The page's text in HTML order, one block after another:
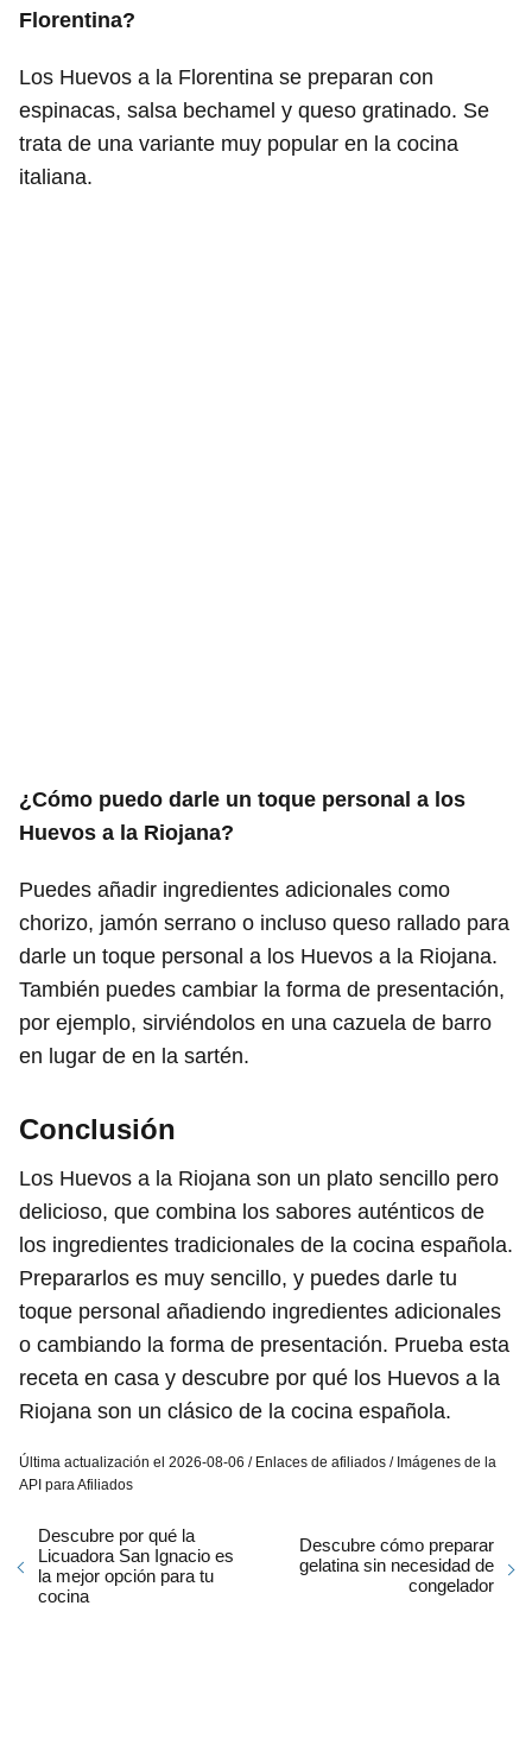
Florentina?
Los Huevos a la Florentina se preparan con
espinacas, salsa bechamel y queso gratinado. Se
trata de una variante muy popular en la cocina
italiana.
¿Cómo puedo darle un toque personal a los
Huevos a la Riojana?
Puedes añadir ingredientes adicionales como
chorizo, jamón serrano o incluso queso rallado para
darle un toque personal a los Huevos a la Riojana.
También puedes cambiar la forma de presentación,
por ejemplo, sirviéndolos en una cazuela de barro
en lugar de en la sartén.
Conclusión
Los Huevos a la Riojana son un plato sencillo pero
delicioso, que combina los sabores auténticos de
los ingredientes tradicionales de la cocina española.
Prepararlos es muy sencillo, y puedes darle tu
toque personal añadiendo ingredientes adicionales
o cambiando la forma de presentación. Prueba esta
receta en casa y descubre por qué los Huevos a la
Riojana son un clásico de la cocina española.
Última actualización el 2026-08-06 / Enlaces de afiliados / Imágenes de la
API para Afiliados
Descubre por qué la
Licuadora San Ignacio es
la mejor opción para tu
cocina
Descubre cómo preparar
gelatina sin necesidad de
congelador